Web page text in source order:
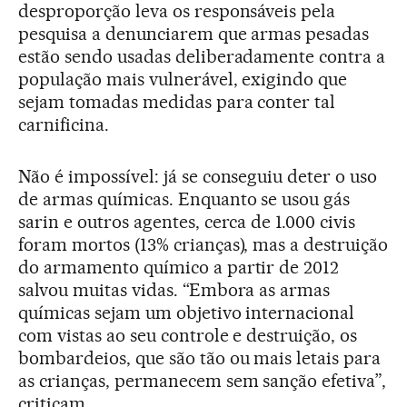
desproporção leva os responsáveis pela
pesquisa a denunciarem que armas pesadas
estão sendo usadas deliberadamente contra a
população mais vulnerável, exigindo que
sejam tomadas medidas para conter tal
carnificina.
Não é impossível: já se conseguiu deter o uso
de armas químicas. Enquanto se usou gás
sarin e outros agentes, cerca de 1.000 civis
foram mortos (13% crianças), mas a destruição
do armamento químico a partir de 2012
salvou muitas vidas. “Embora as armas
químicas sejam um objetivo internacional
com vistas ao seu controle e destruição, os
bombardeios, que são tão ou mais letais para
as crianças, permanecem sem sanção efetiva”,